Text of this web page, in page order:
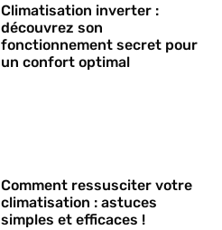
Climatisation inverter :
découvrez son
fonctionnement secret pour
un confort optimal
Comment ressusciter votre
climatisation : astuces
simples et efficaces !